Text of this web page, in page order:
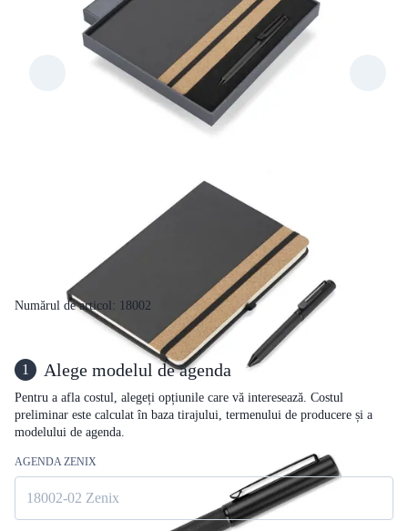
Numărul de articol: 18002
1 Alege modelul de agenda
Pentru a afla costul, alegeți opțiunile care vă interesează. Costul
preliminar este calculat în baza tirajului, termenului de producere și a
modelului de agenda.
AGENDA ZENIX
18002-02 Zenix